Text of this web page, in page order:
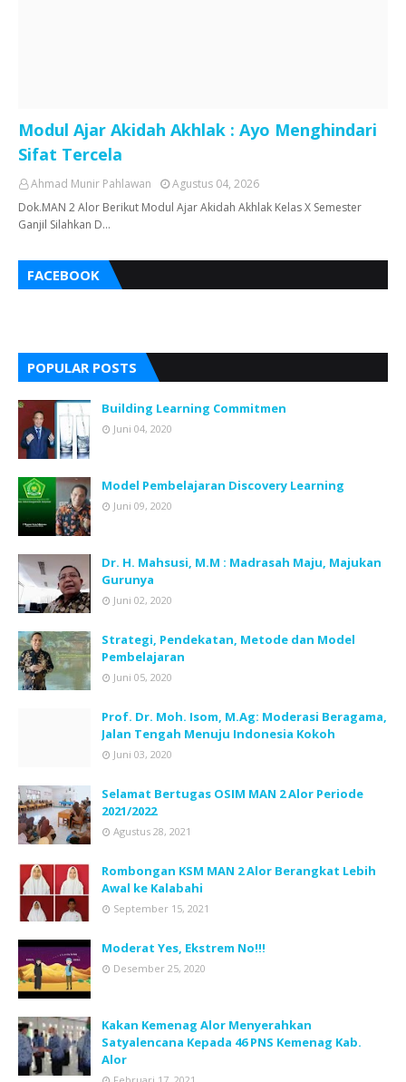
Modul Ajar Akidah Akhlak : Ayo Menghindari
Sifat Tercela
Ahmad Munir Pahlawan
Agustus 04, 2026
Dok.MAN 2 Alor Berikut Modul Ajar Akidah Akhlak Kelas X Semester
Ganjil Silahkan D…
FACEBOOK
POPULAR POSTS
Building Learning Commitmen
Juni 04, 2020
Model Pembelajaran Discovery Learning
Juni 09, 2020
Dr. H. Mahsusi, M.M : Madrasah Maju, Majukan
Gurunya
Juni 02, 2020
Strategi, Pendekatan, Metode dan Model
Pembelajaran
Juni 05, 2020
Prof. Dr. Moh. Isom, M.Ag: Moderasi Beragama,
Jalan Tengah Menuju Indonesia Kokoh
Juni 03, 2020
Selamat Bertugas OSIM MAN 2 Alor Periode
2021/2022
Agustus 28, 2021
Rombongan KSM MAN 2 Alor Berangkat Lebih
Awal ke Kalabahi
September 15, 2021
Moderat Yes, Ekstrem No!!!
Desember 25, 2020
Kakan Kemenag Alor Menyerahkan
Satyalencana Kepada 46 PNS Kemenag Kab.
Alor